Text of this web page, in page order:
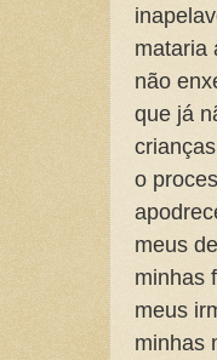
mataria
não
que já
o
meus
minhas
meus
minhas